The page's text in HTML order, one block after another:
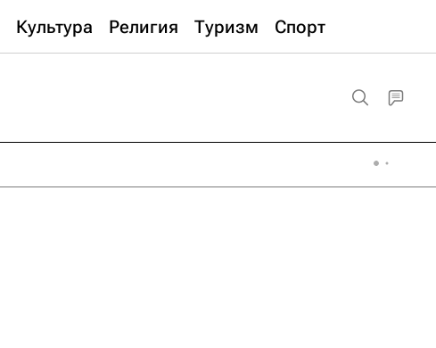
Культура Религия Туризм Спорт